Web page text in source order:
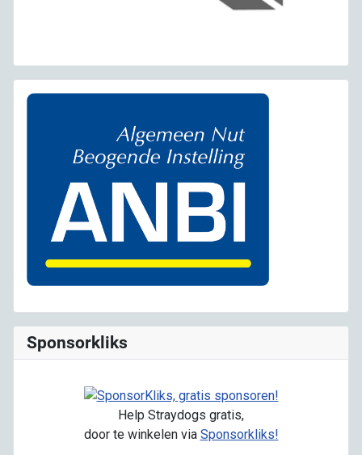
Sponsorkliks
Help Straydogs gratis,
door te winkelen via Sponsorkliks!